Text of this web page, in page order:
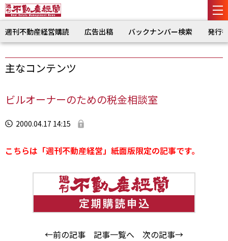
週刊不動産経営購読 広告出稿 バックナンバー検索 発行
主なコンテンツ
ビルオーナーのための税金相談室
2000.04.17 14:15
こちらは「週刊不動産経営」紙面版限定の記事です。
←前の記事 記事一覧へ 次の記事→